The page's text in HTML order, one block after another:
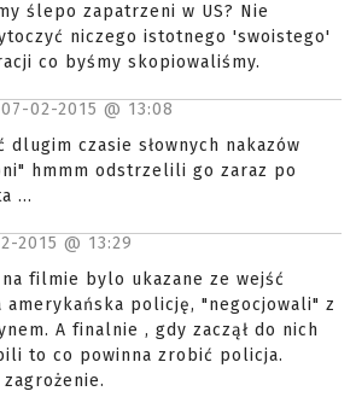
ślepo zapatrzeni w US? Nie
niczego istotnego 'swoistego'
co byśmy skopiowaliśmy.
07-02-2015 @ 13:08
dlugim czasie słownych nakazów
hmmm odstrzelili go zaraz po
...
2015 @ 13:29
filmie bylo ukazane ze wejść
amerykańska policję, "negocjowali" z
A finalnie , gdy zaczął do nich
to co powinna zrobić policja.